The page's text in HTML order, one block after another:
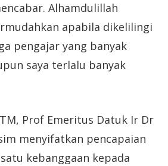
Alhamdulillah
apabila dikelilingi
pengajar yang banyak
saya terlalu banyak
Prof Emeritus Datuk Ir Dr
menyifatkan pencapaian
kebanggaan kepada